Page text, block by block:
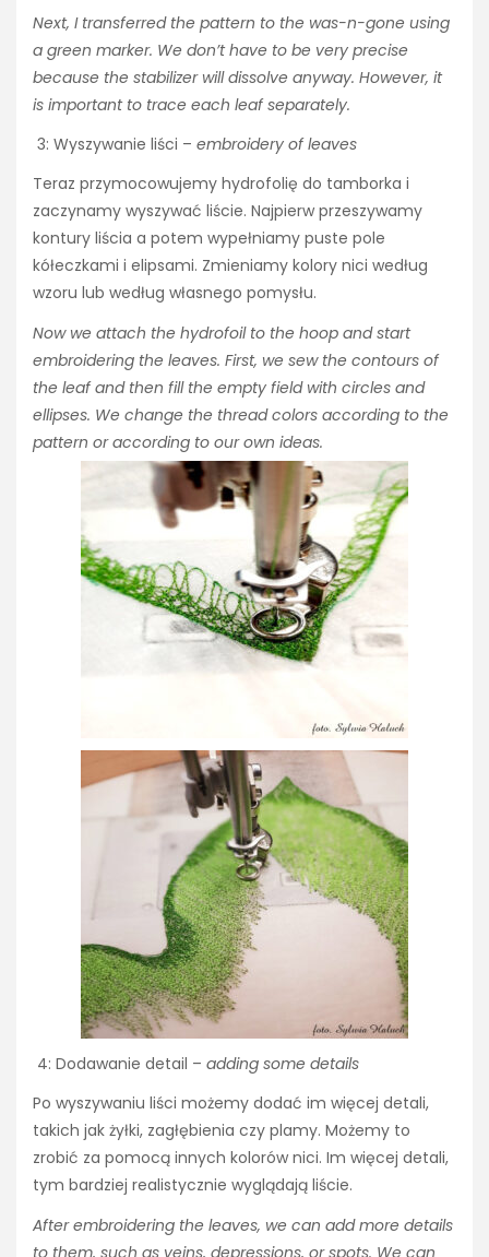
Next, I transferred the pattern to the was-n-gone using
a green marker. We don’t have to be very precise
because the stabilizer will dissolve anyway. However, it
is important to trace each leaf separately.
3: Wyszywanie liści – embroidery of leaves
Teraz przymocowujemy hydrofolię do tamborka i
zaczynamy wyszywać liście. Najpierw przeszywamy
kontury liścia a potem wypełniamy puste pole
kółeczkami i elipsami. Zmieniamy kolory nici według
wzoru lub według własnego pomysłu.
Now we attach the hydrofoil to the hoop and start
embroidering the leaves. First, we sew the contours of
the leaf and then fill the empty field with circles and
ellipses. We change the thread colors according to the
pattern or according to our own ideas.
4: Dodawanie detail – adding some details
Po wyszywaniu liści możemy dodać im więcej detali,
takich jak żyłki, zagłębienia czy plamy. Możemy to
zrobić za pomocą innych kolorów nici. Im więcej detali,
tym bardziej realistycznie wyglądają liście.
After embroidering the leaves, we can add more details
to them, such as veins, depressions, or spots. We can